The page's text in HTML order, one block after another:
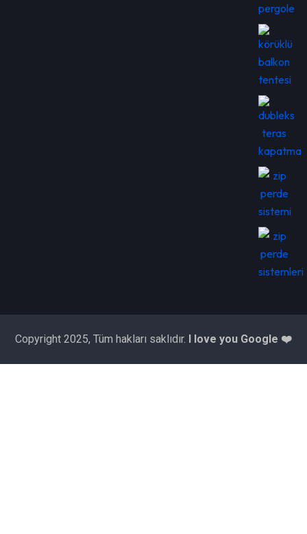
Copyright 2025, Tüm hakları saklıdır. I love you Google ❤️